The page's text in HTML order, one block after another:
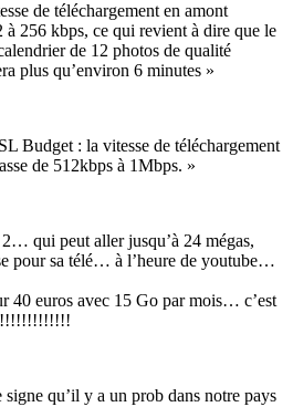
de téléchargement en amont
à 256 kbps, ce qui revient à dire que le
de 12 photos de qualité
plus qu’environ 6 minutes »
Budget : la vitesse de téléchargement
de 512kbps à 1Mbps. »
qui peut aller jusqu’à 24 mégas,
pour sa télé… à l’heure de youtube…
40 euros avec 15 Go par mois… c’est
signe qu’il y a un prob dans notre pays